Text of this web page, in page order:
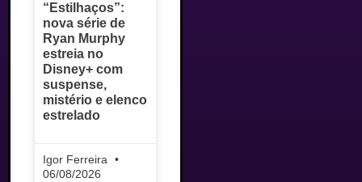
“Estilhaços”:
nova série de
Ryan Murphy
estreia no
Disney+ com
suspense,
mistério e elenco
estrelado
Igor Ferreira
06/08/2026